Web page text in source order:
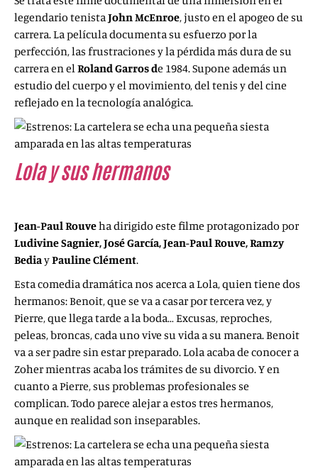
legendario tenistaJohn McEnroe, justo en el apogeo de su
carrera. La película documenta su esfuerzo por la
perfección, las frustraciones y la pérdida más dura de su
carrera en elRoland Garros de 1984. Supone además un
estudio del cuerpo y el movimiento, del tenis y del cine
reflejado en la tecnología analógica.
Lola y sus hermanos(
Jean-Paul Rouveha dirigido este filme protagonizado por
Ludivine Sagnier,José García,Jean-Paul Rouve,Ramzy
BediayPauline Clément.
Esta comedia dramática nos acerca a Lola, quien tiene dos
hermanos: Benoit, que se va a casar por tercera vez, y
Pierre, que llega tarde a la boda… Excusas, reproches,
peleas, broncas, cada uno vive su vida a su manera. Benoit
va a ser padre sin estar preparado. Lola acaba de conocer a
Zoher mientras acaba los trámites de su divorcio. Y en
cuanto a Pierre, sus problemas profesionales se
complican. Todo parece alejar a estos tres hermanos,
aunque en realidad son inseparables.